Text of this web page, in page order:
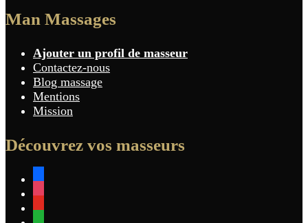
Man Massages
Ajouter un profil de masseur
Contactez-nous
Blog massage
Mentions
Mission
Découvrez vos masseurs
facebook
instagram
youtube